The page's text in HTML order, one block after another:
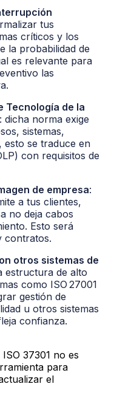
tus
críticos y los
la probabilidad de
es relevante para
las
Tecnología de la
: dicha norma exige
sistemas,
esto se traduce en
con requisitos de
de empresa:
a tus clientes,
no deja cabos
Esto será
contratos.
otros sistemas de
estructura de alto
como ISO 27001
gestión de
u otros sistemas
confianza.
37301 no es
para
el